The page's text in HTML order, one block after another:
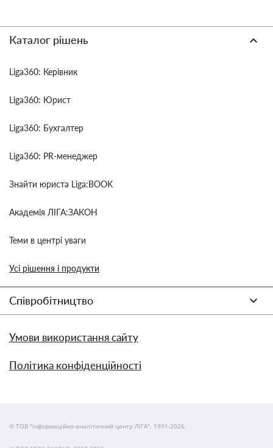
Каталог рішень
Liga360: Керівник
Liga360: Юрист
Liga360: Бухгалтер
Liga360: PR-менеджер
Знайти юриста Liga:BOOK
Академія ЛІГА:ЗАКОН
Теми в центрі уваги
Усі рішення і продукти
Співробітництво
Умови використання сайту
Політика конфіденційності
© ТОВ "інформаційно-аналітичний центр ЛІГА", 1991-2026.